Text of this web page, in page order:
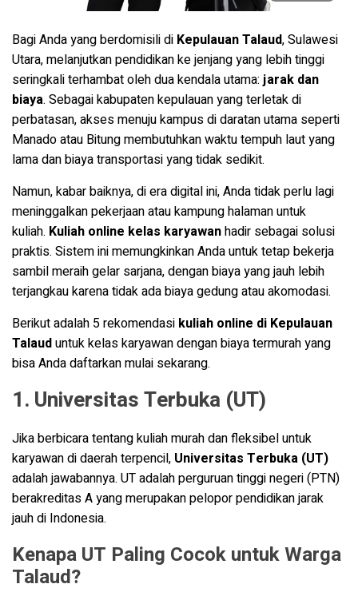
Bagi Anda yang berdomisili di Kepulauan Talaud, Sulawesi
Utara, melanjutkan pendidikan ke jenjang yang lebih tinggi
seringkali terhambat oleh dua kendala utama: jarak dan
biaya. Sebagai kabupaten kepulauan yang terletak di
perbatasan, akses menuju kampus di daratan utama seperti
Manado atau Bitung membutuhkan waktu tempuh laut yang
lama dan biaya transportasi yang tidak sedikit.
Namun, kabar baiknya, di era digital ini, Anda tidak perlu lagi
meninggalkan pekerjaan atau kampung halaman untuk
kuliah. Kuliah online kelas karyawanhadir sebagai solusi
praktis. Sistem ini memungkinkan Anda untuk tetap bekerja
sambil meraih gelar sarjana, dengan biaya yang jauh lebih
terjangkau karena tidak ada biaya gedung atau akomodasi.
Berikut adalah 5 rekomendasi kuliah online di Kepulauan
Talauduntuk kelas karyawan dengan biaya termurah yang
bisa Anda daftarkan mulai sekarang.
1. Universitas Terbuka (UT)
Jika berbicara tentang kuliah murah dan fleksibel untuk
karyawan di daerah terpencil, Universitas Terbuka (UT)
adalah jawabannya. UT adalah perguruan tinggi negeri (PTN)
berakreditas A yang merupakan pelopor pendidikan jarak
jauh di Indonesia.
Kenapa UT Paling Cocok untuk Warga
Talaud?